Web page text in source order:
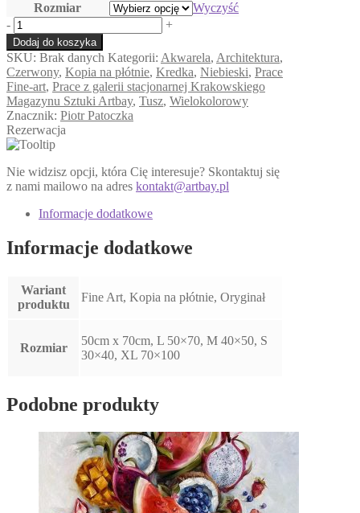
Rozmiar
Wyczyść
ilość
Historyczna
panorama
Lozanny
w
Szwajcarii
- +
Dodaj do koszyka
SKU: Brak danych Kategorii: Akwarela, Architektura,
Czerwony, Kopia na płótnie, Kredka, Niebieski, Prace
Fine-art, Prace z galerii stacjonarnej Krakowskiego
Magazynu Sztuki Artbay, Tusz, Wielokolorowy
Znacznik: Piotr Patoczka
Rezerwacja
Nie widzisz opcji, która Cię interesuje? Skontaktuj się
z nami mailowo na adres kontakt@artbay.pl
Informacje dodatkowe
Informacje dodatkowe
Wariant
produktu
Fine Art, Kopia na płótnie, Oryginał
Rozmiar
50cm x 70cm, L 50×70, M 40×50, S
30×40, XL 70×100
Podobne produkty